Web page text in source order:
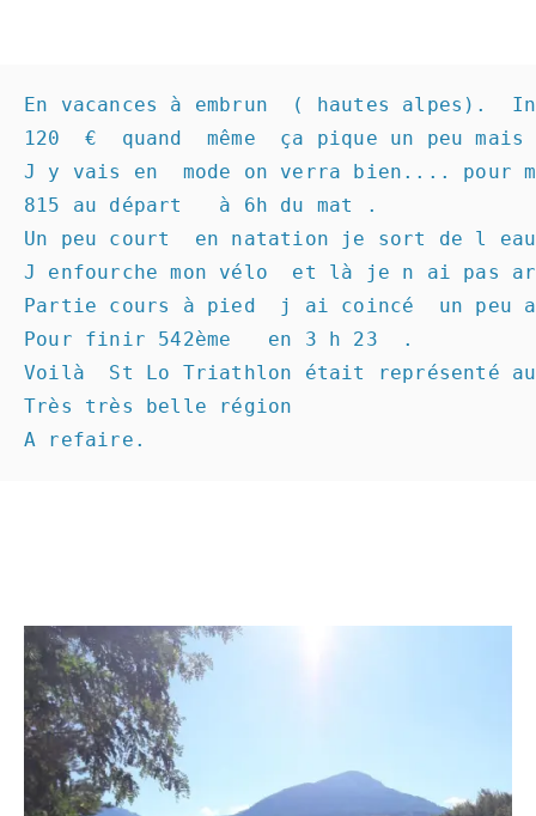
En vacances à embrun  ( hautes
120  €  quand  même  ça pique un peu
J y vais en  mode on verra bien.... pour
815 au départ   à 6h du mat .
Un peu court  en natation je sort de l
J enfourche mon vélo  et là je n ai pas
Partie cours à pied  j ai coincé  un peu
Pour finir 542ème   en 3 h 23  .
Voilà  St Lo Triathlon était représenté au
Très très belle région
A refaire.